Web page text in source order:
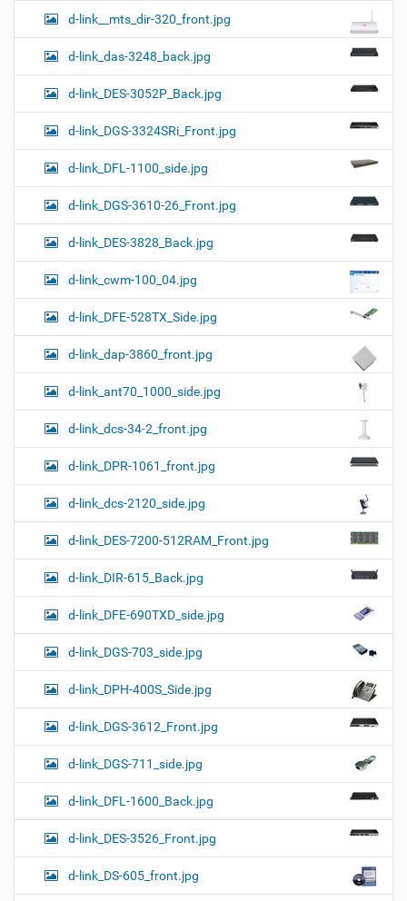
d-link__mts_dir-320_front.jpg
d-link_das-3248_back.jpg
d-link_DES-3052P_Back.jpg
d-link_DGS-3324SRi_Front.jpg
d-link_DFL-1100_side.jpg
d-link_DGS-3610-26_Front.jpg
d-link_DES-3828_Back.jpg
d-link_cwm-100_04.jpg
d-link_DFE-528TX_Side.jpg
d-link_dap-3860_front.jpg
d-link_ant70_1000_side.jpg
d-link_dcs-34-2_front.jpg
d-link_DPR-1061_front.jpg
d-link_dcs-2120_side.jpg
d-link_DES-7200-512RAM_Front.jpg
d-link_DIR-615_Back.jpg
d-link_DFE-690TXD_side.jpg
d-link_DGS-703_side.jpg
d-link_DPH-400S_Side.jpg
d-link_DGS-3612_Front.jpg
d-link_DGS-711_side.jpg
d-link_DFL-1600_Back.jpg
d-link_DES-3526_Front.jpg
d-link_DS-605_front.jpg